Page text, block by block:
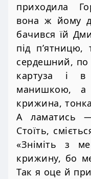
приходила
вона ж йому
бачився їй
під п’ятницю,
сердешний, по
картуза і
манишкою,
крижина,
А ламатись
Стоїть,
«Зніміть з
крижину, бо
Так я оце й